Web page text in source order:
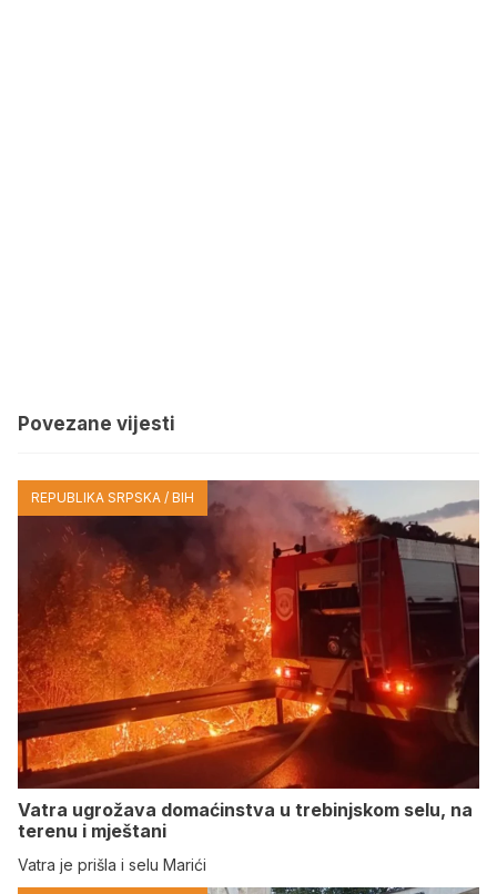
Povezane vijesti
REPUBLIKA SRPSKA / BIH
Vatra ugrožava domaćinstva u trebinjskom selu, na
terenu i mještani
Vatra je prišla i selu Marići